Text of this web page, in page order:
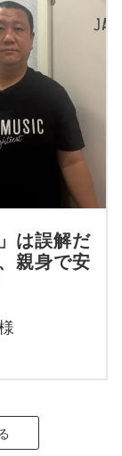
は誤解だ
親身で安